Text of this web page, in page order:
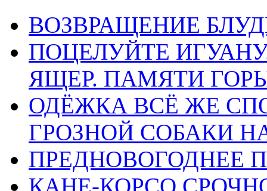
ВОЗВРАЩЕНИЕ
ПОЦЕЛУЙТЕ
ЯЩЕР. ПАМЯТИ
ОДЁЖКА ВСЁ ЖЕ
ГРОЗНОЙ СОБАКИ
ПРЕДНОВОГОДНЕЕ